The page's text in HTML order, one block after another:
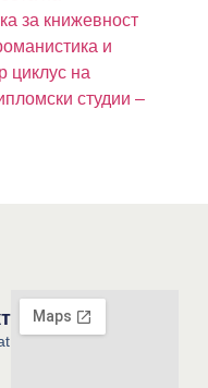
за книжевност
и
циклус на
студии –